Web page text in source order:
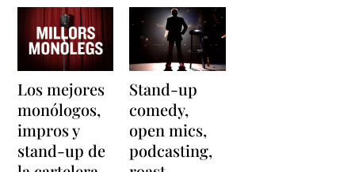
Los mejores
monólogos,
impros y
stand-up de
Stand-up
comedy,
open mics,
podcasting,